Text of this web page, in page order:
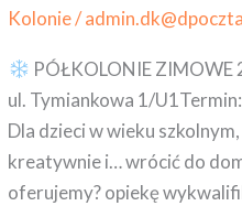
Kolonie/
PÓŁKOLONIE ZIMOWE
ul. Tymiankowa 1/
Dla dzieci w wieku
kreatywnie i… wrócić do
oferujemy? opiekę